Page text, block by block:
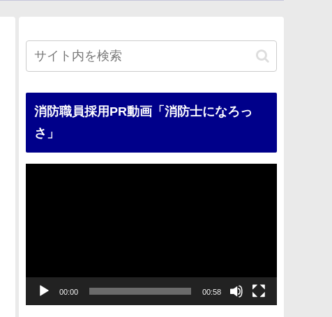
消防職員採用PR動画「消防士になろっ
さ」
00:00 00:58